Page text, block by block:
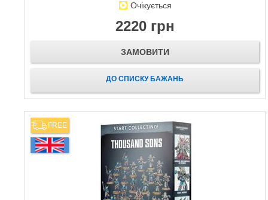
Очікується
2220 грн
ЗАМОВИТИ
ДО СПИСКУ БАЖАНЬ
FREE